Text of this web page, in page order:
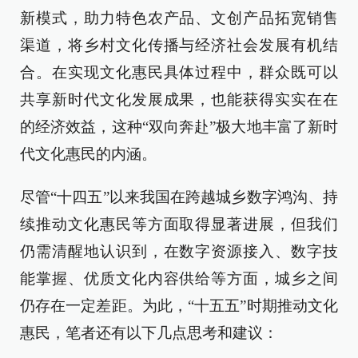
新模式，助力特色农产品、文创产品拓宽销售
渠道，将乡村文化传播与经济社会发展有机结
合。在实现文化惠民具体过程中，群众既可以
共享新时代文化发展成果，也能获得实实在在
的经济效益，这种“双向奔赴”极大地丰富了新时
代文化惠民的内涵。
尽管“十四五”以来我国在跨越城乡数字鸿沟、持
续推动文化惠民等方面取得显著进展，但我们
仍需清醒地认识到，在数字资源接入、数字技
能掌握、优质文化内容供给等方面，城乡之间
仍存在一定差距。为此，“十五五”时期推动文化
惠民，笔者还有以下几点思考和建议：